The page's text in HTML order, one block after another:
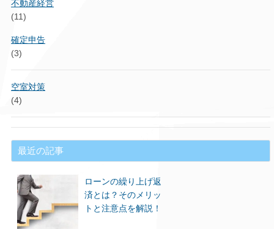
不動産経営
(11)
確定申告
(3)
空室対策
(4)
最近の記事
ローンの繰り上げ返
済とは？そのメリッ
トと注意点を解説！